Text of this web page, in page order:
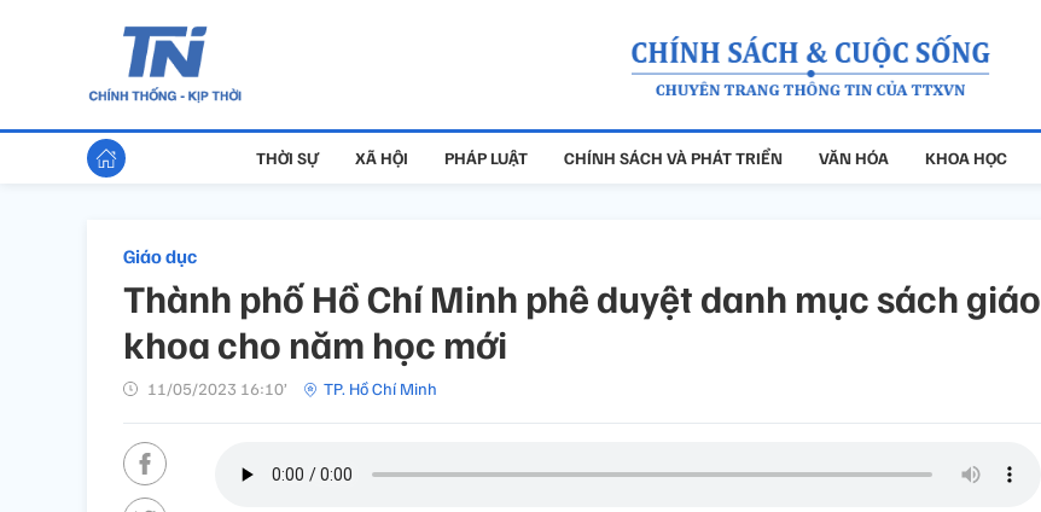
THỜI SỰ XÃ HỘI PHÁP LUẬT CHÍNH SÁCH VÀ PHÁT TRIỂN VĂN HÓA KHOA HỌC
Giáo dục
Thành phố Hồ Chí Minh phê duyệt danh mục sách giáo
khoa cho năm học mới
11/05/2023 16:10’ TP. Hồ Chí Minh